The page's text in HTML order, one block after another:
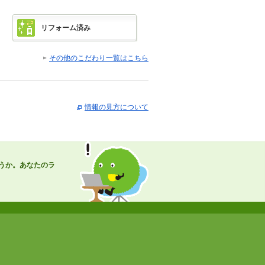
リフォーム済み
その他のこだわり一覧はこちら
情報の見方について
か。あなたのラ